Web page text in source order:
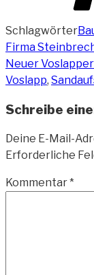
Schlagwörter
Firma
Neuer
Voslapp,
Schreibe
Deine E-Mail-
Erforderliche
Kommentar*